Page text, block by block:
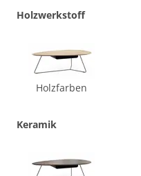
Holzwerkstoff
Holzfarben
Keramik